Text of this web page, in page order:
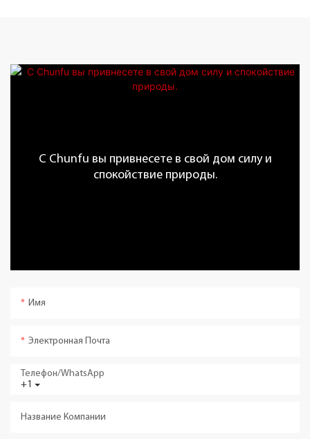
С Chunfu вы привнесете в свой дом силу и
спокойствие природы.
Имя
Электронная Почта
+1
Телефон/WhatsApp
Название Компании